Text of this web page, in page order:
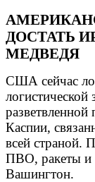
ДОСТАТЬ
МЕДВЕДЯ
США сейчас
логистической
Каспии,
всей страной.
ПВО, ракеты и
Вашингтон.